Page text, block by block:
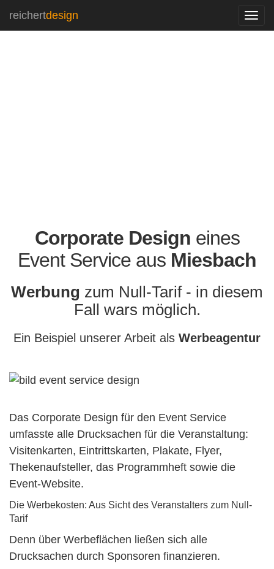
reichertdesign
Corporate Design eines
Event Service aus Miesbach
Werbung zum Null-Tarif - in diesem
Fall wars möglich.
Ein Beispiel unserer Arbeit als Werbeagentur
Das Corporate Design für den Event Service
umfasste alle Drucksachen für die Veranstaltung:
Visitenkarten, Eintrittskarten, Plakate, Flyer,
Thekenaufsteller, das Programmheft sowie die
Event-Website.
Die Werbekosten: Aus Sicht des Veranstalters zum Null-
Tarif
Denn über Werbeflächen ließen sich alle
Drucksachen durch Sponsoren finanzieren.